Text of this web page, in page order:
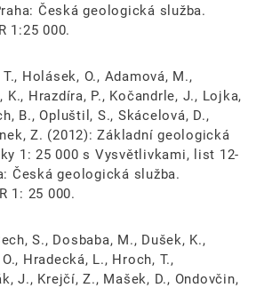
Česká geologická služba.
1:25 000.
Holásek, O., Adamová, M.,
K., Hrazdíra, P., Kočandrle, J., Lojka,
B., Opluštil, S., Skácelová, D.,
Z. (2012): Základní geologická
1: 25 000 s Vysvětlivkami, list 12-
Česká geologická služba.
1: 25 000.
S., Dosbaba, M., Dušek, K.,
Hradecká, L., Hroch, T.,
J., Krejčí, Z., Mašek, D., Ondovčin,